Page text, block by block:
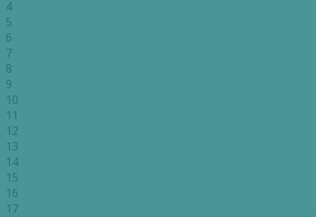
4
5
6
7
8
9
10
11
12
13
14
15
16
17